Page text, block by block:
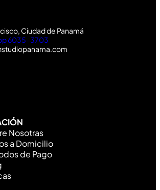
Ciudad de Panamá
6035-3703
Nosotras
a Domicilio
de Pago